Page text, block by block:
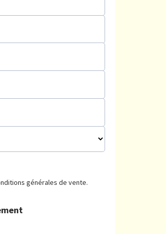
générales de vente.